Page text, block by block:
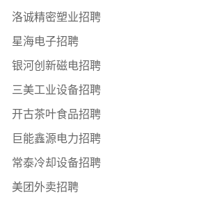
洛诚精密塑业招聘
星海电子招聘
银河创新磁电招聘
三美工业设备招聘
开古茶叶食品招聘
巨能鑫源电力招聘
常泰冷却设备招聘
美团外卖招聘